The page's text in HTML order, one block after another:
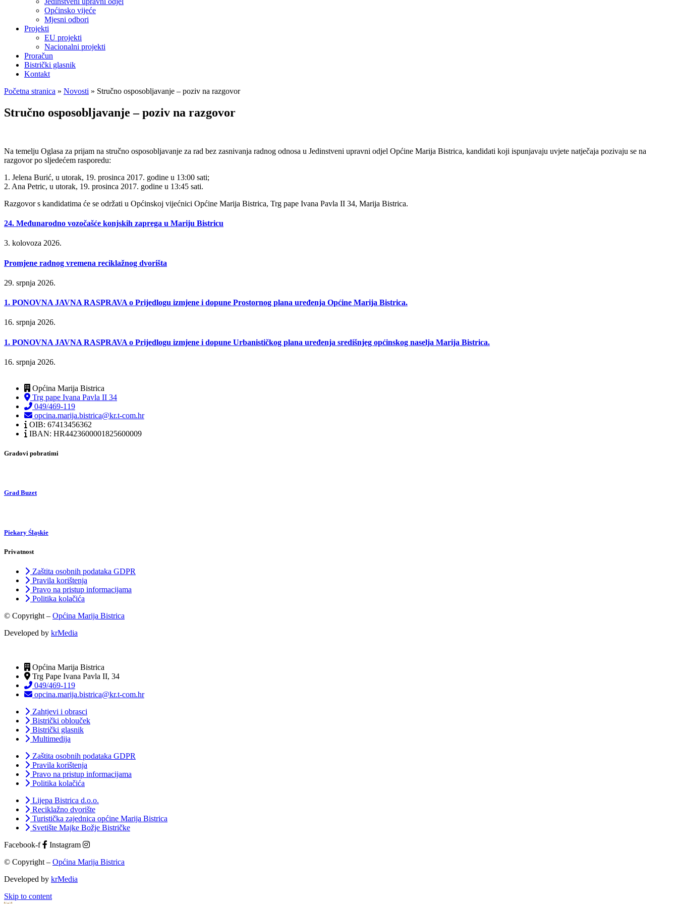
Općinsko vijeće
Mjesni odbori
Projekti
EU projekti
Nacionalni projekti
Proračun
Bistrički glasnik
Kontakt
Početna stranica » Novosti » Stručno osposobljavanje – poziv na razgovor
Stručno osposobljavanje – poziv na razgovor
Na temelju Oglasa za prijam na stručno osposobljavanje za rad bez zasnivanja radnog odnosa u Jedinstveni upravni odjel Općine Marija Bistrica, kandidati koji ispunjavaju uvjete natječaja pozivaju se na
razgovor po sljedećem rasporedu:
1. Jelena Burić, u utorak, 19. prosinca 2017. godine u 13:00 sati;
2. Ana Petric, u utorak, 19. prosinca 2017. godine u 13:45 sati.
Razgovor s kandidatima će se održati u Općinskoj vijećnici Općine Marija Bistrica, Trg pape Ivana Pavla II 34, Marija Bistrica.
24. Međunarodno vozočašće konjskih zaprega u Mariju Bistricu
3. kolovoza 2026.
Promjene radnog vremena reciklažnog dvorišta
29. srpnja 2026.
1. PONOVNA JAVNA RASPRAVA o Prijedlogu izmjene i dopune Prostornog plana uređenja Općine Marija Bistrica.
16. srpnja 2026.
1. PONOVNA JAVNA RASPRAVA o Prijedlogu izmjene i dopune Urbanističkog plana uređenja središnjeg općinskog naselja Marija Bistrica.
16. srpnja 2026.
Općina Marija Bistrica
Trg pape Ivana Pavla II 34
049/469-119
opcina.marija.bistrica@kr.t-com.hr
OIB: 67413456362
IBAN: HR4423600001825600009
Gradovi pobratimi
Grad Buzet
Piekary Śląskie
Privatnost
Zaštita osobnih podataka GDPR
Pravila korištenja
Pravo na pristup informacijama
Politika kolačića
© Copyright – Općina Marija Bistrica
Developed by krMedia
Općina Marija Bistrica
Trg Pape Ivana Pavla II, 34
049/469-119
opcina.marija.bistrica@kr.t-com.hr
Zahtjevi i obrasci
Bistrički oblouček
Bistrički glasnik
Multimedija
Zaštita osobnih podataka GDPR
Pravila korištenja
Pravo na pristup informacijama
Politika kolačića
Lijepa Bistrica d.o.o.
Reciklažno dvorište
Turistička zajednica općine Marija Bistrica
Svetište Majke Božje Bistričke
Facebook-f
Instagram
© Copyright – Općina Marija Bistrica
Developed by krMedia
Skip to content